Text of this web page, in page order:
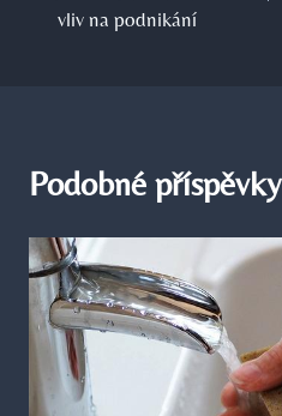
příspěvek
vliv na podnikání
Podobné příspěvky